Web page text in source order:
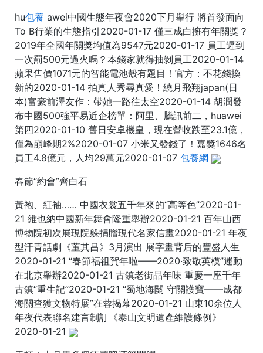
hu包養 awei中國生態年夜會2020下月舉行 將首發面向
To B行業的生態指引2020-01-17 僅三成白擁有年關獎？
2019年全國年關獎均值為9547元2020-01-17 員工遲到
一次罰500元過火嗎？本錢家就得抽剝員工2020-01-14
蘋果售價1071元的智能電池殼有題目！官方：不花錢換
新的2020-01-14 拍真人秀尋真愛！繞月飛翔japan(日
本)富豪前澤友作：帶她一路往太空2020-01-14 胡潤發
布中國500強平易近企榜單：阿里、騰訊前二，huawei
第四2020-01-10 舊日安卓機皇，現在營收跌至23.1億，
僅為巔峰期2%2020-01-07 小米又發錢了！嘉獎1646名
員工4.8億元，人均29萬元2020-01-07 包養網
春節“約會”齊白石
黃袍、紅袖…… 中國衣裳五千年來的“高等色”2020-01-
21 維也納中國新年舞會隆重舉辦2020-01-21 百年山西
博物院初次展現院躲捐贈現代名家信畫2020-01-21 年夜
型汗青話劇《董其昌》3月演出 展字畫背后的豐盛人生
2020-01-21 “春節福祖賀年啦——2020·致敬英模”運動
在北京舉辦2020-01-21 古鎮老街品年味 重慶一座千年
古鎮“重生記”2020-01-21 “蜀地海關 守關護寶——成都
海關查獲文物特展”在蓉揭幕2020-01-21 山東10余位人
年夜代表聯名建言制訂《泰山文明遺產維護條例》
2020-01-21